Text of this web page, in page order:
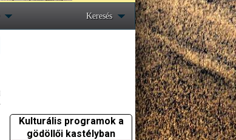
Keresés
Kulturális programok a
gödöllői kastélyban